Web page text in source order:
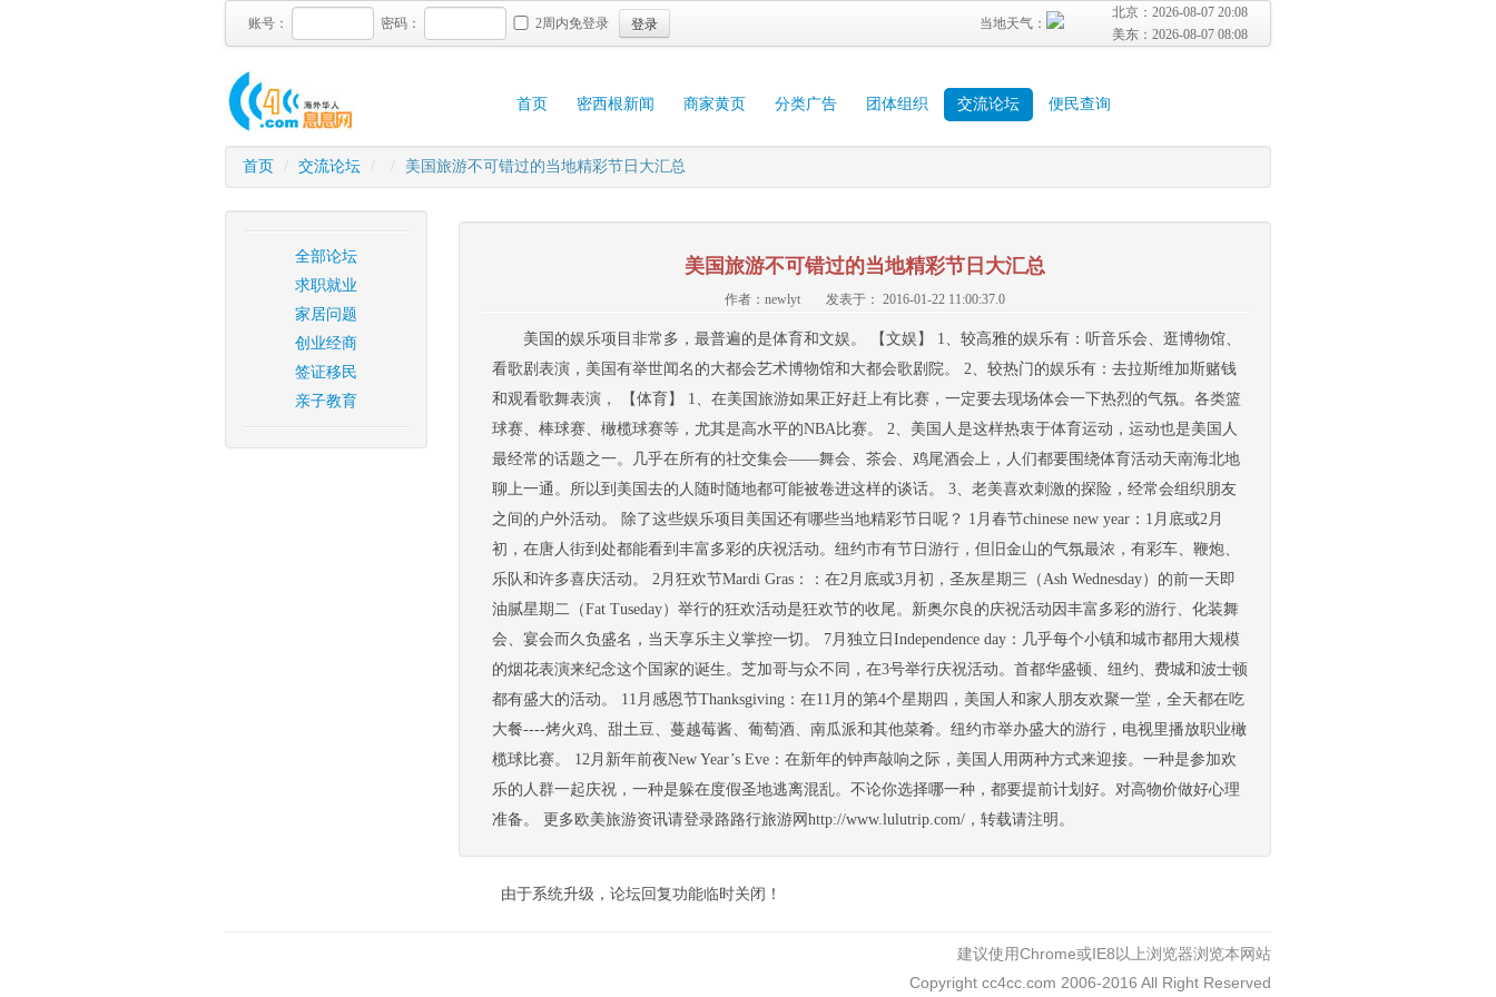
账号： 密码： 2周内免登录 登录
北京： 2026-08-07 20:08
美东： 2026-08-07 08:08
当地天气：
首页 密西根新闻 商家黄页 分类广告 团体组织 交流论坛 便民查询
首页 / 交流论坛 / / 美国旅游不可错过的当地精彩节日大汇总
全部论坛
求职就业
家居问题
创业经商
签证移民
亲子教育
美国旅游不可错过的当地精彩节日大汇总
作者：newlyt 发表于： 2016-01-22 11:00:37.0
美国的娱乐项目非常多，最普遍的是体育和文娱。 【文娱】 1、较高雅的娱乐有：听音乐会、逛博物馆、
看歌剧表演，美国有举世闻名的大都会艺术博物馆和大都会歌剧院。 2、较热门的娱乐有：去拉斯维加斯赌钱
和观看歌舞表演， 【体育】 1、在美国旅游如果正好赶上有比赛，一定要去现场体会一下热烈的气氛。各类篮
球赛、棒球赛、橄榄球赛等，尤其是高水平的NBA比赛。 2、美国人是这样热衷于体育运动，运动也是美国人
最经常的话题之一。几乎在所有的社交集会——舞会、茶会、鸡尾酒会上，人们都要围绕体育活动天南海北地
聊上一通。所以到美国去的人随时随地都可能被卷进这样的谈话。 3、老美喜欢刺激的探险，经常会组织朋友
之间的户外活动。 除了这些娱乐项目美国还有哪些当地精彩节日呢？ 1月春节chinese new year：1月底或2月
初，在唐人街到处都能看到丰富多彩的庆祝活动。纽约市有节日游行，但旧金山的气氛最浓，有彩车、鞭炮、
乐队和许多喜庆活动。 2月狂欢节Mardi Gras：：在2月底或3月初，圣灰星期三（Ash Wednesday）的前一天即
油腻星期二（Fat Tuseday）举行的狂欢活动是狂欢节的收尾。新奥尔良的庆祝活动因丰富多彩的游行、化装舞
会、宴会而久负盛名，当天享乐主义掌控一切。 7月独立日Independence day：几乎每个小镇和城市都用大规模
的烟花表演来纪念这个国家的诞生。芝加哥与众不同，在3号举行庆祝活动。首都华盛顿、纽约、费城和波士顿
都有盛大的活动。 11月感恩节Thanksgiving：在11月的第4个星期四，美国人和家人朋友欢聚一堂，全天都在吃
大餐----烤火鸡、甜土豆、蔓越莓酱、葡萄酒、南瓜派和其他菜肴。纽约市举办盛大的游行，电视里播放职业橄
榄球比赛。 12月新年前夜New Year’s Eve：在新年的钟声敲响之际，美国人用两种方式来迎接。一种是参加欢
乐的人群一起庆祝，一种是躲在度假圣地逃离混乱。不论你选择哪一种，都要提前计划好。对高物价做好心理
准备。 更多欧美旅游资讯请登录路路行旅游网http://www.lulutrip.com/，转载请注明。
由于系统升级，论坛回复功能临时关闭！
建议使用Chrome或IE8以上浏览器浏览本网站
Copyright cc4cc.com 2006-2016 All Right Reserved